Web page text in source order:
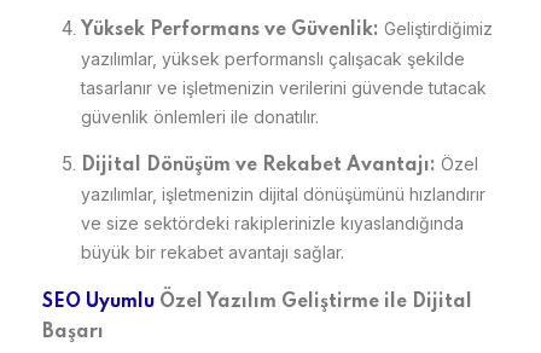
Yüksek Performans ve Güvenlik: Geliştirdiğimiz
yazılımlar, yüksek performanslı çalışacak şekilde
tasarlanır ve işletmenizin verilerini güvende tutacak
güvenlik önlemleri ile donatılır.
Dijital Dönüşüm ve Rekabet Avantajı: Özel
yazılımlar, işletmenizin dijital dönüşümünü hızlandırır
ve size sektördeki rakiplerinizle kıyaslandığında
büyük bir rekabet avantajı sağlar.
SEO Uyumlu Özel Yazılım Geliştirme ile Dijital
Başarı